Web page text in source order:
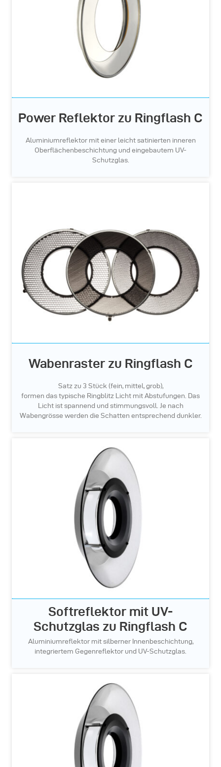
Power Reflektor zu Ringflash C
Aluminiumreflektor mit einer leicht satinierten inneren
Oberflächenbeschichtung und eingebautem UV-
Schutzglas.
Wabenraster zu Ringflash C
Satz zu 3 Stück (fein, mittel, grob),
formen das typische Ringblitz Licht mit Abstufungen. Das
Licht ist spannend und stimmungsvoll. Je nach
Wabengrösse werden die Schatten entsprechend dunkler.
Softreflektor mit UV-
Schutzglas zu Ringflash C
Aluminiumreflektor mit silberner Innenbeschichtung,
integriertem Gegenreflektor und UV-Schutzglas.